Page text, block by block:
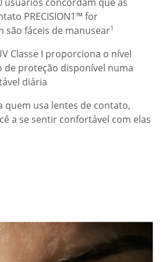
PRECISION1™ for
são fáceis de manusear1
Classe I proporciona o nível
de proteção disponível numa
diária
quem usa lentes de contato,
a se sentir confortável com elas